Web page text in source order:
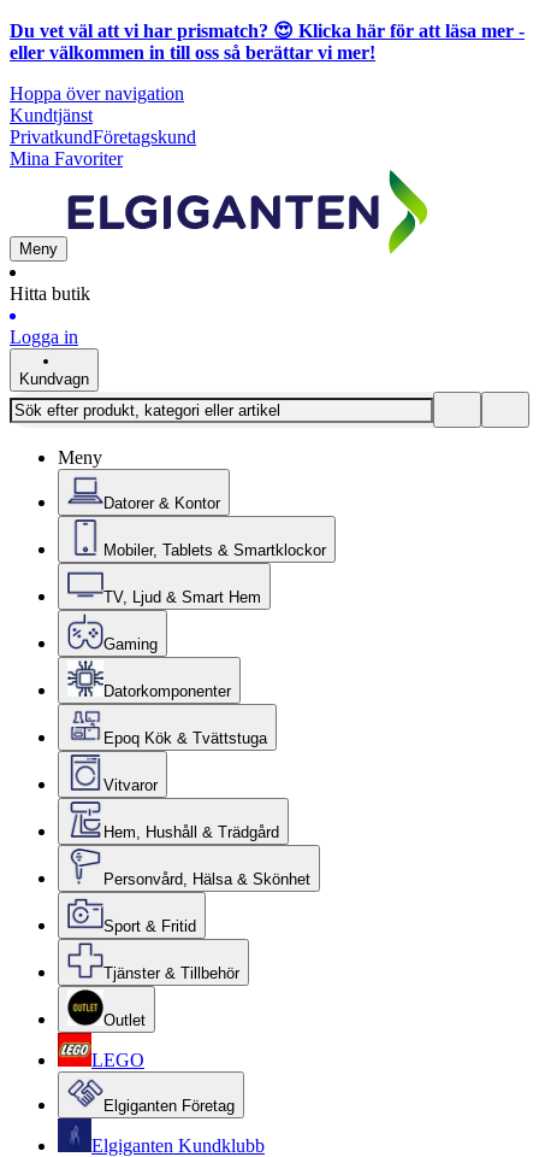
Du vet väl att vi har prismatch? 😍 Klicka här för att läsa mer -
eller välkommen in till oss så berättar vi mer!
Hoppa över navigation
Kundtjänst
PrivatkundFöretagskund
Mina Favoriter
Meny
Hitta butik
Logga in
Kundvagn
Meny
Datorer & Kontor
Mobiler, Tablets & Smartklockor
TV, Ljud & Smart Hem
Gaming
Datorkomponenter
Epoq Kök & Tvättstuga
Vitvaror
Hem, Hushåll & Trädgård
Personvård, Hälsa & Skönhet
Sport & Fritid
Tjänster & Tillbehör
Outlet
LEGO
Elgiganten Företag
Elgiganten Kundklubb